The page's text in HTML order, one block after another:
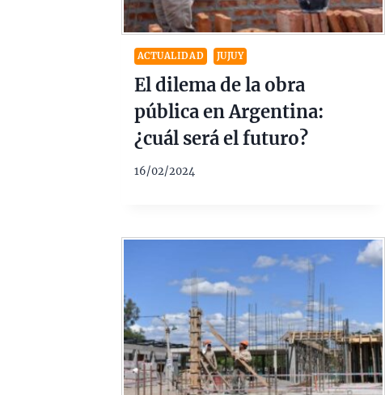
ACTUALIDAD JUJUY
El dilema de la obra
pública en Argentina:
¿cuál será el futuro?
16/02/2024